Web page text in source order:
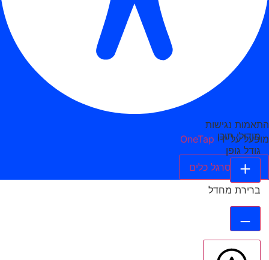
התאמות נגישות
מופעל על ידי OneTap
הסתר סרגל כלים
מודולי תוכן
גודל גופן
ברירת מחדל